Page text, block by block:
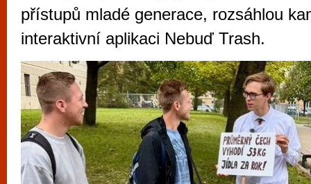
přístupů mladé generace, rozsáhlou
interaktivní aplikaci Nebuď Trash.